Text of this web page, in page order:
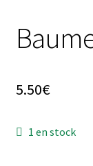
Panier
5.50€
1 en stock